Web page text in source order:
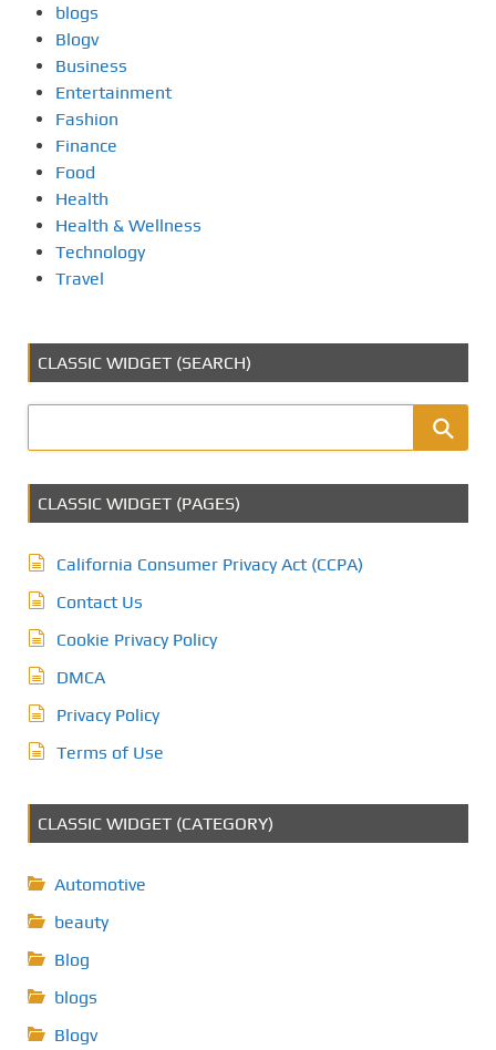
blogs
Blogv
Business
Entertainment
Fashion
Finance
Food
Health
Health & Wellness
Technology
Travel
CLASSIC WIDGET (SEARCH)
CLASSIC WIDGET (PAGES)
California Consumer Privacy Act (CCPA)
Contact Us
Cookie Privacy Policy
DMCA
Privacy Policy
Terms of Use
CLASSIC WIDGET (CATEGORY)
Automotive
beauty
Blog
blogs
Blogv